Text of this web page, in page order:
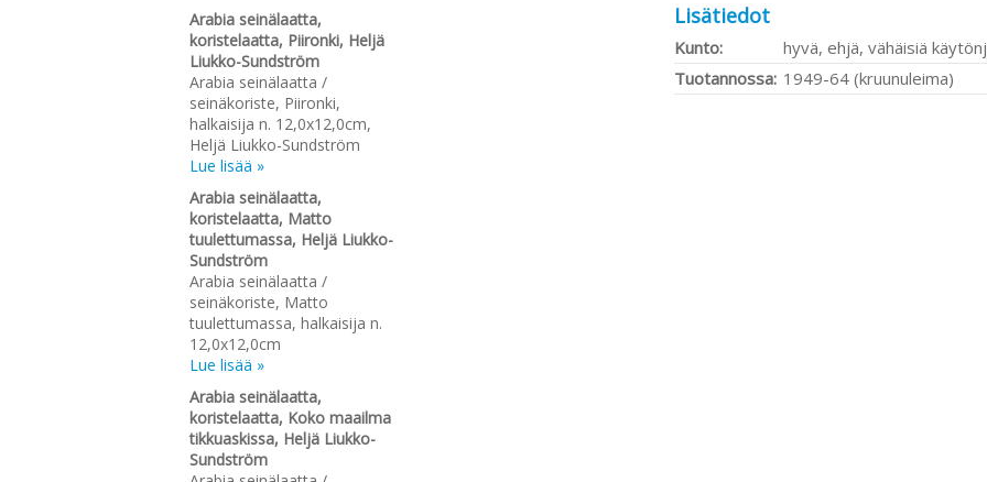
Lisätiedot
Kunto:
hyvä, ehjä, vähäisiä
Tuotannossa: 1949-64 (kruunuleima)
Arabia seinälaatta,
koristelaatta, Piironki, Heljä
Liukko-Sundström
Arabia seinälaatta /
seinäkoriste, Piironki,
halkaisija n. 12,0x12,0cm,
Heljä Liukko-Sundström
Lue lisää »
Arabia seinälaatta,
koristelaatta, Matto
tuulettumassa, Heljä Liukko-
Sundström
Arabia seinälaatta /
seinäkoriste, Matto
tuulettumassa, halkaisija n.
12,0x12,0cm
Lue lisää »
Arabia seinälaatta,
koristelaatta, Koko maailma
tikkuaskissa, Heljä Liukko-
Sundström